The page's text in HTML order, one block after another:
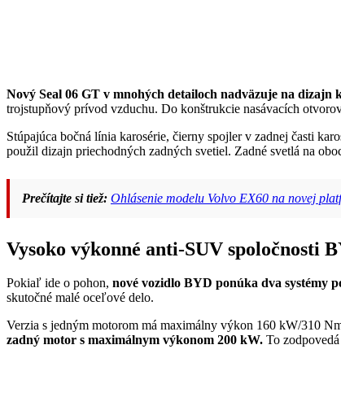
Nový Seal 06 GT v mnohých detailoch nadväzuje na dizajn
trojstupňový prívod vzduchu. Do konštrukcie nasávacích
Stúpajúca bočná línia karosérie, čierny spojler v zadnej časti
použil dizajn priechodných zadných svetiel. Zadné svetlá na
Prečítajte si tiež: Ohlásenie modelu Volvo EX60 na novej
Vysoko výkonné anti-SUV spoločnosti
Pokiaľ ide o pohon, nové vozidlo BYD ponúka dva systémy
skutočné malé oceľové delo.
Verzia s jedným motorom má maximálny výkon 160 kW/310
zadný motor s maximálnym výkonom 200 kW. To